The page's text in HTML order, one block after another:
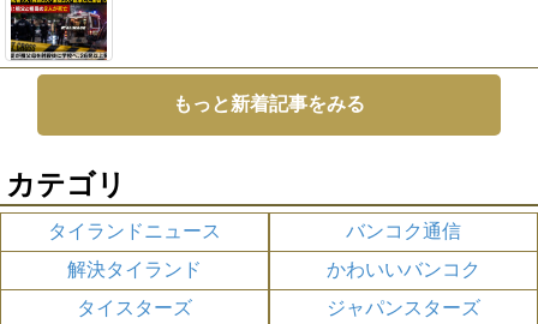
もっと新着記事をみる
カテゴリ
タイランドニュース
バンコク通信
解決タイランド
かわいいバンコク
タイスターズ
ジャパンスターズ